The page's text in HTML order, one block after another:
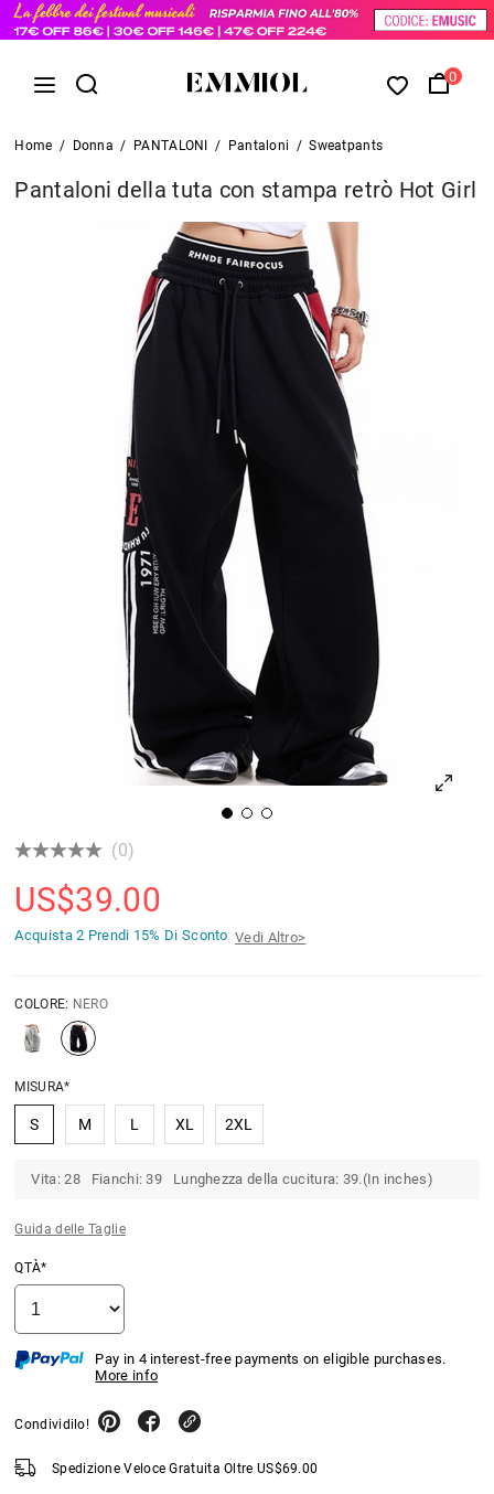
0
Home / Donna / PANTALONI / Pantaloni / Sweatpants
Pantaloni della tuta con stampa retrò Hot Girl
(0)
US$39.00
Acquista 2 Prendi 15% Di Sconto Vedi Altro>
COLORE: NERO
MISURA*
S M L XL 2XL
Vita: 28 Fianchi: 39 Lunghezza della cucitura: 39.(In inches)
Guida delle Taglie
QTÀ*
Pay in 4 interest-free payments on eligible purchases.
More info
Condividilo!
Spedizione Veloce Gratuita Oltre US$69.00